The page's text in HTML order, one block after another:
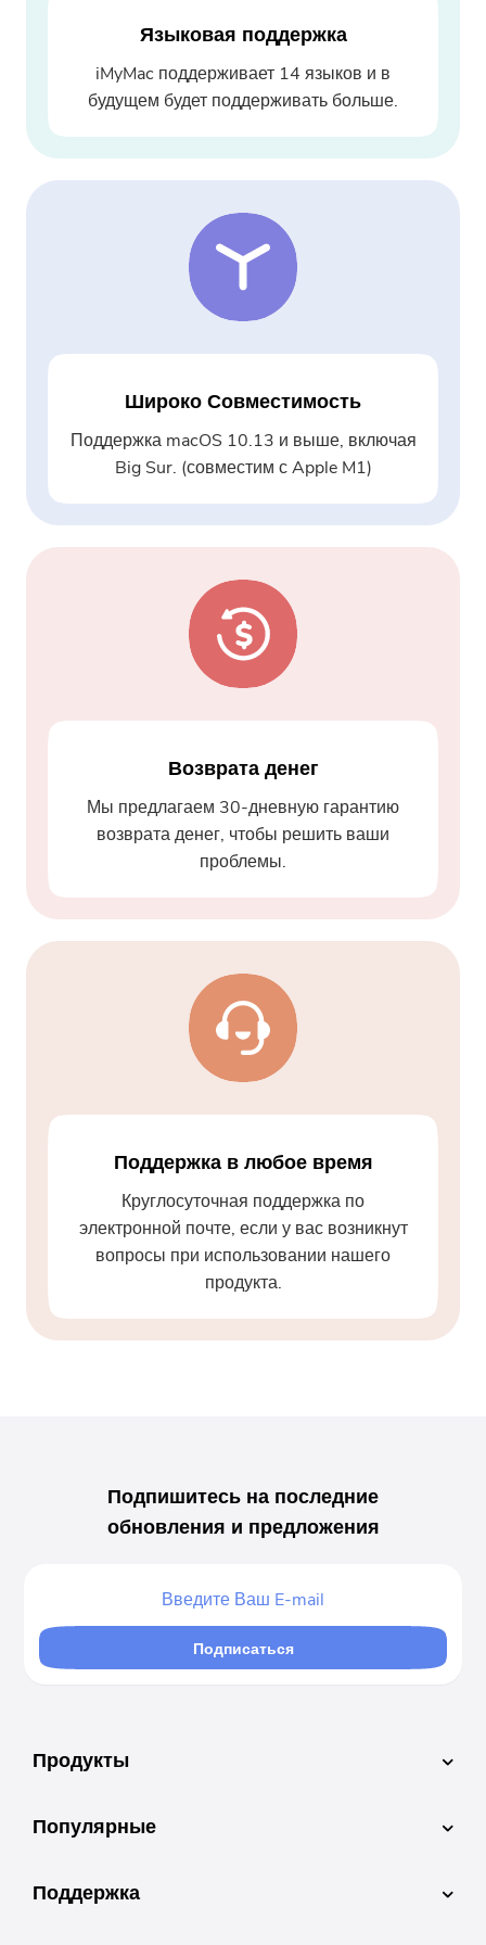
Языковая поддержка
iMyMac поддерживает 14 языков и в
будущем будет поддерживать больше.
Широко Совместимость
Поддержка macOS 10.13 и выше, включая
Big Sur. (совместим с Apple M1)
Возврата денег
Мы предлагаем 30-дневную гарантию
возврата денег, чтобы решить ваши
проблемы.
Поддержка в любое время
Круглосуточная поддержка по
электронной почте, если у вас возникнут
вопросы при использовании нашего
продукта.
Подпишитесь на последние
обновления и предложения
Подписаться
Продукты
Популярные
Поддержка